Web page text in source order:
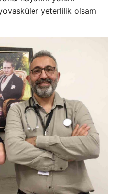
yeterlilik olsam